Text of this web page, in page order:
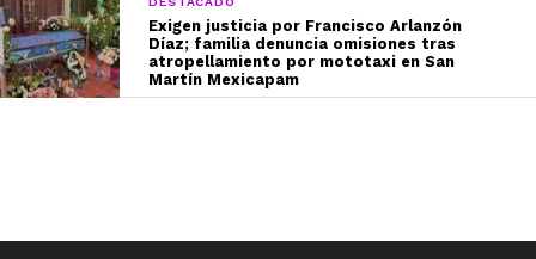
Exigen justicia por Francisco Arlanzón
Díaz; familia denuncia omisiones tras
atropellamiento por mototaxi en San
Martín Mexicapam